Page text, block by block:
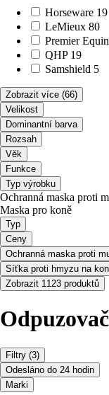
Horseware 19
LeMieux 80
Premier
QHP 19
Samshield 5
Zobrazit více (66)
Velikost
Dominantní barva
Rozsah
Věk
Funkce
Typ výrobku
Ochranná maska proti
Maska pro koně
Typ
Ceny
Ochranná maska proti
Síťka proti hmyzu na
Zobrazit 1123 produktů
Filtry (3)
Odesláno do 24 hodin
Marki